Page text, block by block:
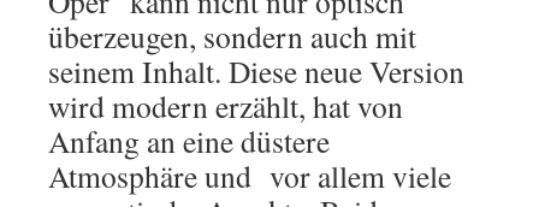
überzeugen, sondern auch mit
seinem Inhalt. Diese neue Version
wird modern erzählt, hat von
Anfang an eine düstere
Atmosphäre und vor allem viele